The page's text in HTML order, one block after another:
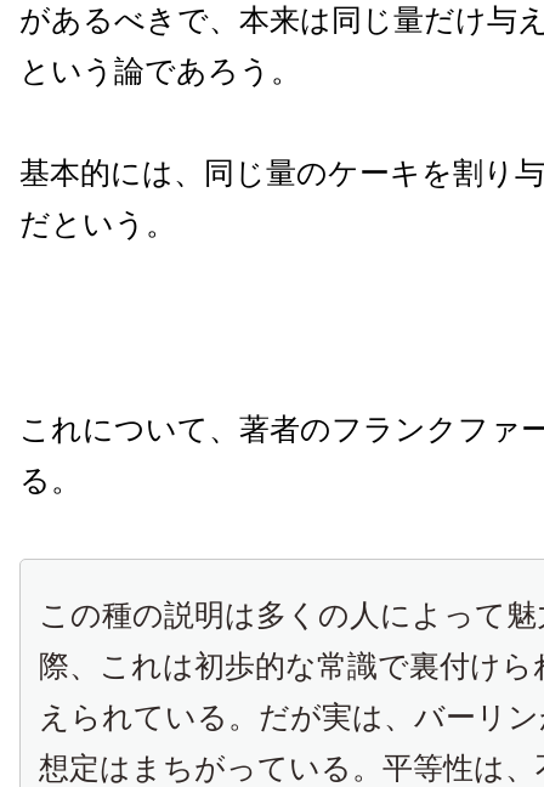
があるべきで、本来は同じ量だけ与
という論であろう。
基本的には、同じ量のケーキを割り
だという。
これについて、著者のフランクファ
る。
この種の説明は多くの人によって
際、これは初歩的な常識で裏付け
えられている。だが実は、バーリ
想定はまちがっている。平等性は